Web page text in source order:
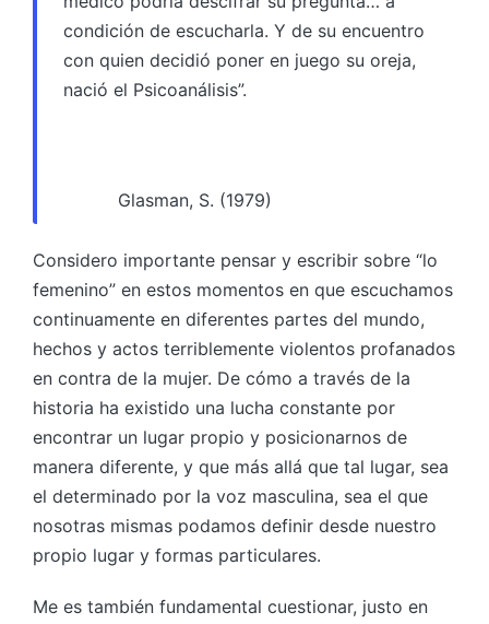
condición de escucharla. Y de su encuentro
con quien decidió poner en juego su oreja,
nació el Psicoanálisis”.
Glasman, S. (1979)
Considero importante pensar y escribir sobre “lo
femenino” en estos momentos en que escuchamos
continuamente en diferentes partes del mundo,
hechos y actos terriblemente violentos profanados
en contra de la mujer. De cómo a través de la
historia ha existido una lucha constante por
encontrar un lugar propio y posicionarnos de
manera diferente, y que más allá que tal lugar, sea
el determinado por la voz masculina, sea el que
nosotras mismas podamos definir desde nuestro
propio lugar y formas particulares.
Me es también fundamental cuestionar, justo en